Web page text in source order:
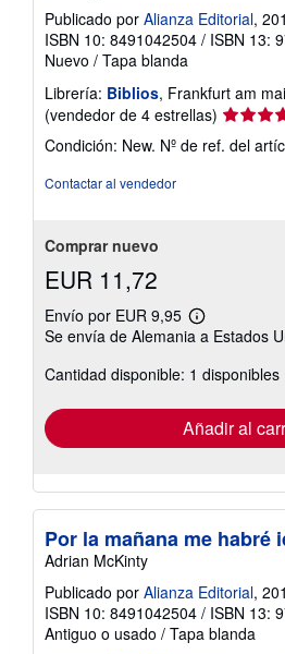
Publicado por Alianza Editorial,
ISBN 10: 8491042504 / ISBN 13:
Nuevo / Tapa blanda
Librería: Biblios, Frankfurt am
(vendedor de 4 estrellas)
del
Condición: New. Nº de ref. del
Contactar al vendedor
Comprar nuevo
EUR 11,72
Envío por EUR 9,95
Más
información
las
tarifas
envío
Se envía de Alemania a Estados
Cantidad disponible: 1 disponibles
Añadir al
Por la mañana me habré
Adrian McKinty
Publicado por Alianza Editorial,
ISBN 10: 8491042504 / ISBN 13:
Antiguo o usado / Tapa blanda